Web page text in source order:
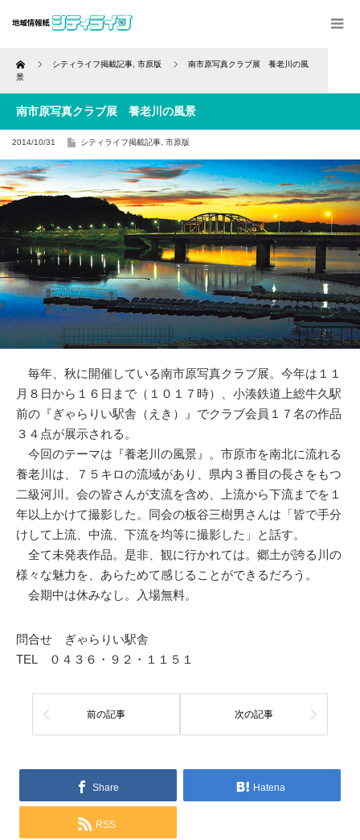
Home シティライフ掲載記事 市原版
南市原写真クラブ展 養老川の風
景
南市原写真クラブ展 養老川の風景
2014/10/31 シティライフ掲載記事 市原版
毎年、秋に開催している南市原写真クラブ展。今年は１１
月８日から１６日まで（１０１７時）、小湊鉄道上総牛久駅
前の『ぎゃらりい駅舎（えき）』でクラブ会員１７名の作品
３４点が展示される。
今回のテーマは『養老川の風景』。市原市を南北に流れる
養老川は、７５キロの流域があり、県内３番目の長さをもつ
二級河川。会の皆さんが支流を含め、上流から下流までを１
年以上かけて撮影した。同会の板谷三樹男さんは「皆で手分
けして上流、中流、下流を均等に撮影した」と話す。
全て未発表作品。是非、観に行かれては。郷土が誇る川の
様々な魅力を、あらためて感じることができるだろう。
会期中は休みなし。入場無料。
問合せ ぎゃらりい駅舎
TEL ０４３６・９２・１１５１
前の記事 次の記事
Share Hatena
RSS